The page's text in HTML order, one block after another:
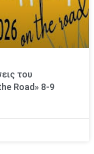
του
Road» 8-9